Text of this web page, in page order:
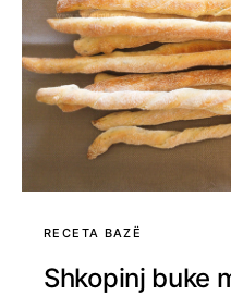
RECETA BAZË
Shkopinj buke